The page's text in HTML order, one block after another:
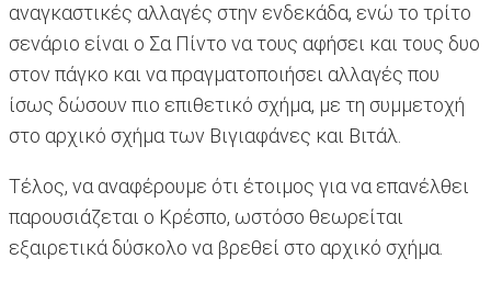
αναγκαστικές αλλαγές στην ενδεκάδα, ενώ το τρίτο
σενάριο είναι ο Σα Πίντο να τους αφήσει και τους δυο
στον πάγκο και να πραγματοποιήσει αλλαγές που
ίσως δώσουν πιο επιθετικό σχήμα, με τη συμμετοχή
στο αρχικό σχήμα των Βιγιαφάνες και Βιτάλ.
Τέλος, να αναφέρουμε ότι έτοιμος για να επανέλθει
παρουσιάζεται ο Κρέσπο, ωστόσο θεωρείται
εξαιρετικά δύσκολο να βρεθεί στο αρχικό σχήμα.